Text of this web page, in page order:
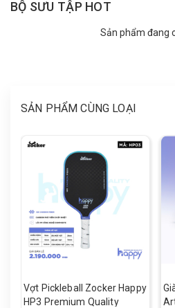
BỘ SƯU TẬP HOT
Sản phẩm đang
SẢN PHẨM CÙNG LOẠI
Vợt Pickleball Zocker Happy
HP3 Premium Quality